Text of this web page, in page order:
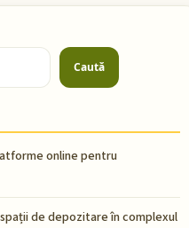
Caută
online pentru
spații de depozitare în complexul